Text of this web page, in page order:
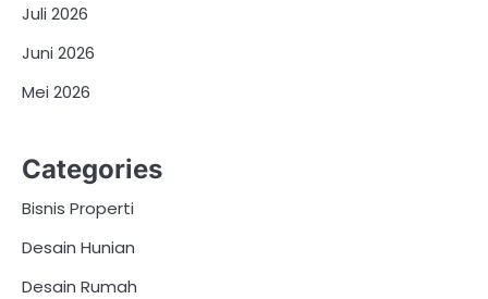
Juli 2026
Juni 2026
Mei 2026
Categories
Bisnis Properti
Desain Hunian
Desain Rumah